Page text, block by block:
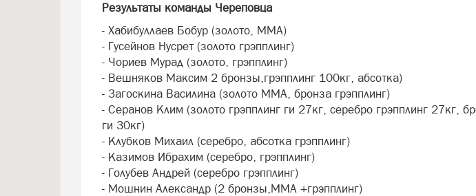
Результаты команды Череповца
- Хабибуллаев Бобур (золото, ММА)
- Гусейнов Нусрет (золото грэпплинг)
- Чориев Мурад (золото, грэпплинг)
- Вешняков Максим 2 бронзы,грэпплинг 100кг, абсотка)
- Загоскина Василина (золото ММА, бронза грэпплинг)
- Серанов Клим (золото грэпплинг ги 27кг, серебро грэпплинг 27кг,
ги 30кг)
- Клубков Михаил (серебро, абсотка грэпплинг)
- Казимов Ибрахим (серебро, грэпплинг)
- Голубев Андрей (серебро грэпплинг)
- Мошнин Александр (2 бронзы,ММА +грэпплинг)